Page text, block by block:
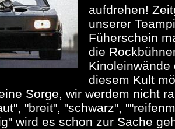
aufdrehen!
unserer
Füherschein
die
Kinoleinwände
diesem Kult
Sorge, wir werdem nicht
"breit", "schwarz",
wird es schon zur Sache